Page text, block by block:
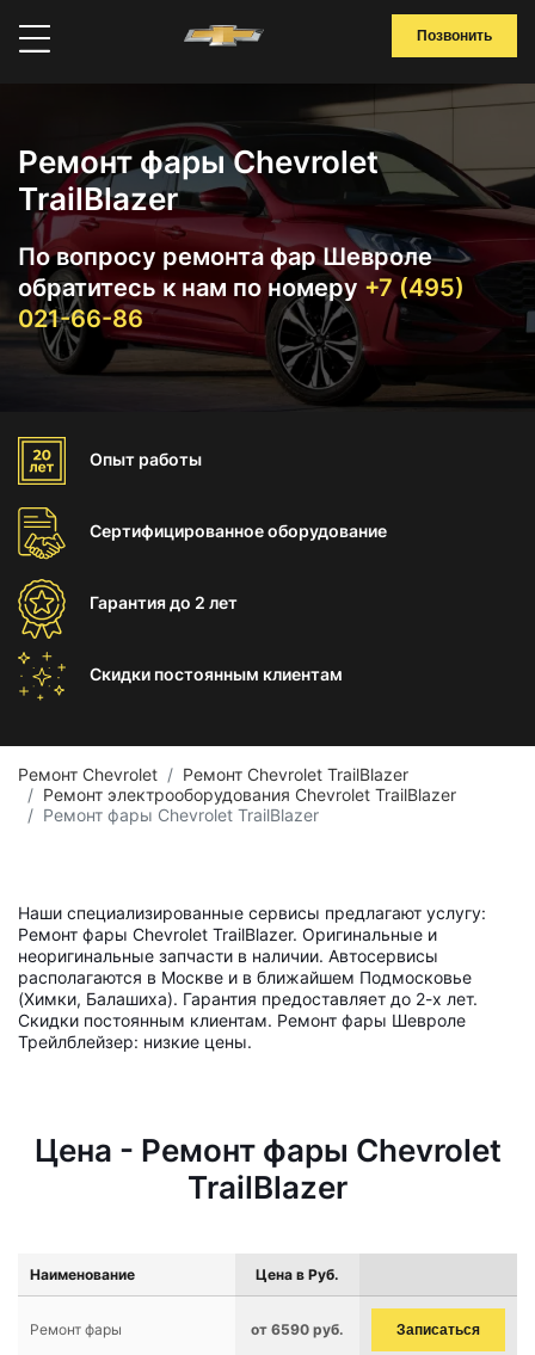
Позвонить
Ремонт фары Chevrolet
TrailBlazer
По вопросу ремонта фар Шевроле
обратитесь к нам по номеру +7 (495)
021-66-86
Опыт работы
Сертифицированноеоборудование
Гарантиядо 2 лет
Скидки постоянным клиентам
Ремонт Chevrolet
Ремонт Chevrolet TrailBlazer
Ремонт электрооборудования Chevrolet TrailBlazer
Ремонт фары Chevrolet TrailBlazer
Наши специализированные сервисы предлагают услугу:
Ремонт фары Chevrolet TrailBlazer. Оригинальные и
неоригинальные запчасти в наличии. Автосервисы
располагаются в Москве и в ближайшем Подмосковье
(Химки, Балашиха). Гарантия предоставляет до 2-х лет.
Скидки постоянным клиентам. Ремонт фары Шевроле
Трейлблейзер: низкие цены.
Цена - Ремонт фары Chevrolet
TrailBlazer
Наименование Цена в Руб.
Ремонт фары от 6590 руб. Записаться